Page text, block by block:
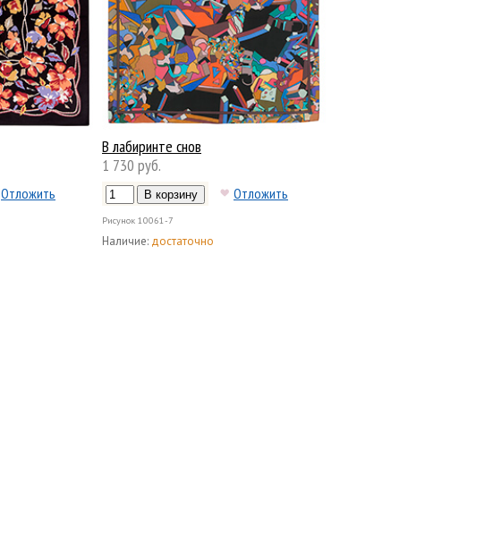
Отложить
В лабиринте снов
1 730 руб.
Отложить
Рисунок 10061-7
Наличие: достаточно